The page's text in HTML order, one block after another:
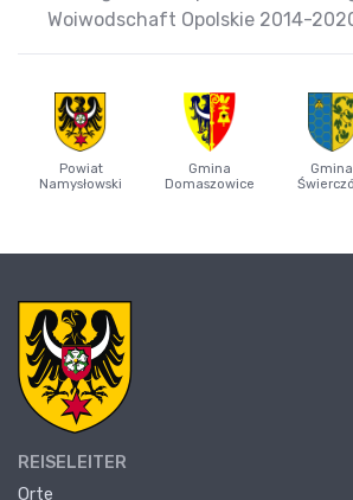
Woiwodschaft Opolskie 2014-
Powiat
Namysłowski
Gmina
Domaszowice
Gmina
REISELEITER
Orte